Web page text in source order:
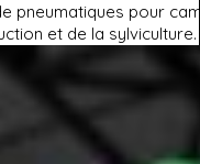
pneumatiques pour
et de la sylviculture.